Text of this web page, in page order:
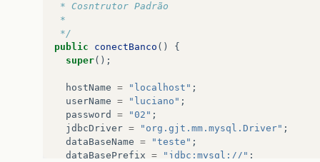
* Cosntrutor Padrão
*
*/
public
conectBanco ()
{
super();
hostName = "localhost" ;
userName = "luciano" ;
password
= "02" ;
jdbcDriver = "org.gjt.mm.mysql.Driver" ;
dataBaseName = "teste" ;
dataBasePrefix = "jdbc:mysql://" ;